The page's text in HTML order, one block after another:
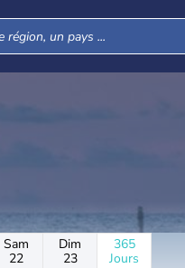
Sam
22
Dim
23
365
Jours